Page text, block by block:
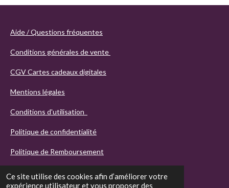
Ce site utilise des cookies afin d’améliorer votre
expérience utilisateur et vous proposer des
Aide / Questions fréquentes
Conditions générales de vente
CGV Cartes cadeaux digitales
Mentions légales
Conditions d'utilisation
Politique de confidentialité
Politique de Remboursement